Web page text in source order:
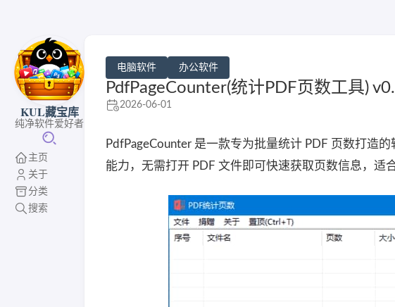
KUL藏宝库
纯净软件爱好者
主页
关于
分类
搜索
电脑软件 办公软件
PdfPageCounter(统计PDF页数工具)
2026-06-01
PdfPageCounter 是一款专为批量统计 PDF 页数打造
能力，无需打开 PDF 文件即可快速获取页数信息，适